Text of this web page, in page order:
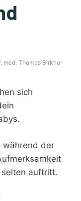
Thomas Birkner
sich
während der
auftritt.